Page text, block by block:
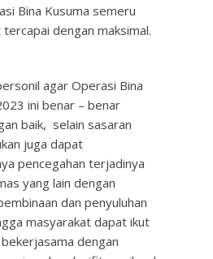
Bina Kusuma semeru
dengan maksimal.
agar Operasi Bina
ini benar – benar
baik, selain sasaran
juga dapat
pencegahan terjadinya
yang lain dengan
dan penyuluhan
masyarakat dapat ikut
dengan